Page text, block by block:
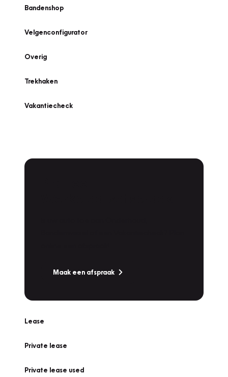
Bandenshop
Velgenconfigurator
Overig
Trekhaken
Vakantiecheck
Maak een afspraak
Lease
Private lease
Private lease used